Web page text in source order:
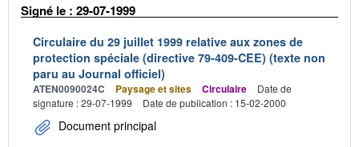
Signé le : 29-07-1999
Circulaire du 29 juillet 1999 relative aux zones de
protection spéciale (directive 79-409-CEE) (texte non
paru au Journal officiel)
ATEN0090024C Paysage et sites Circulaire
Date de
signature : 29-07-1999
Date de publication : 15-02-2000
Document principal